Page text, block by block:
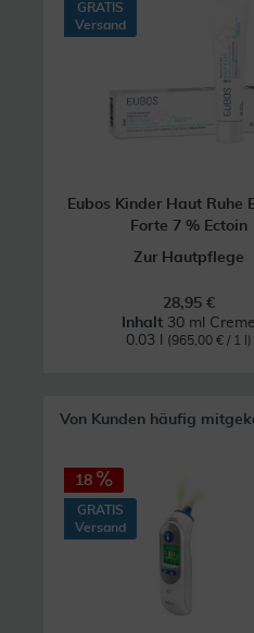
GRATIS
Versand
Eubos Kinder Haut Ruhe
Forte 7 % Ectoin
Zur Hautpflege
28,95 €
Inhalt 30 ml Creme
0.03 l
(965,00 € / 1 l)
Von Kunden häufig
18
GRATIS
Versand